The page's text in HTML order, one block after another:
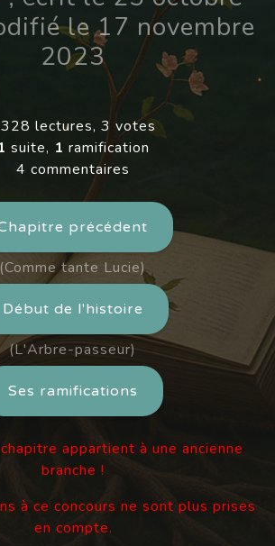
le 17 novembre
2023
lectures, 3 votes
suite, 1 ramification
4 commentaires
précédent
(Comme tante Lucie)
Début de l'histoire
(L'Arbre-passeur)
Ses ramifications
appartient à une ancienne
branche !
à ce concours ne sont plus prises
en compte.